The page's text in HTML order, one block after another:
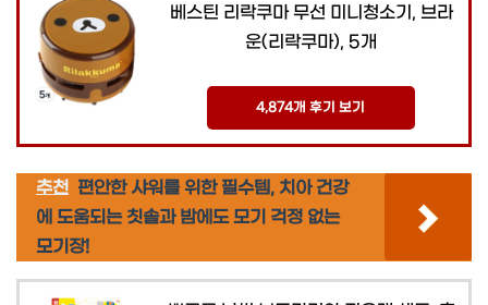
베스틴 리락쿠마 무선 미니청소기, 브라
운(리락쿠마), 5개
4,874개 후기 보기
추천 편안한 샤워를 위한 필수템, 치아 건강
에 도움되는 칫솔과 밤에도 모기 걱정 없는
모기장!